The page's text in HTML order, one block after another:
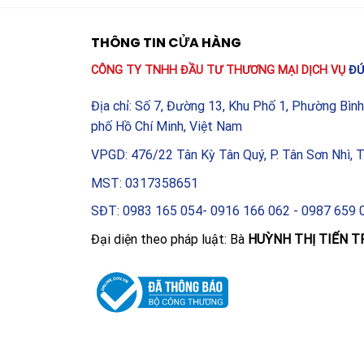
thép, xi măng và hóa chất.
Hạ tầng năng lượng:Sử dụng trong các trạm
Trung tâm dữ liệu (Data Center):
Đảm bảo
Cơ sở hạ tầng:
Ứng dụng trong hệ thống điện
điểm.
Schneider, Cầu dao Schneider C16bN320FM
THÔNG TIN CỬA HÀNG
CÔNG TY TNHH ĐẦU TƯ THƯƠNG MẠI DỊCH VỤ
Địa chỉ: Số 7, Đường 13, Khu Phố 1, Phường
phố Hồ Chí Minh, Việt Nam
VPGD: 476/22 Tân Kỳ Tân Quý, P. Tân Sơn Nhì,
MST: 0317358651
SĐT: 0983 165 054- 0916 166 062 - 0987 659
Đại diện theo pháp luật: Bà HUỲNH THỊ TIẾN